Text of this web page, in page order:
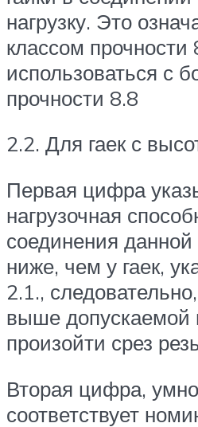
нагрузку. Это
классом прочности
использоваться с
прочности 8.8
2.2. Для гаек с
Первая цифра
нагрузочная
соединения данной
ниже, чем у гаек,
2.1.,
выше допускаемой
произойти срез
Вторая цифра,
соответствует